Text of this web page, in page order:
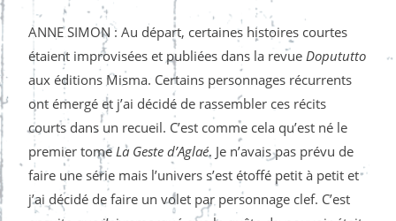
ANNE SIMON : Au départ, certaines histoires courtes
étaient improvisées et publiées dans la revue Dopututto
aux éditions Misma. Certains personnages récurrents
ont émergé et j’ai décidé de rassembler ces récits
courts dans un recueil. C’est comme cela qu’est né le
premier tome La Geste d’Aglaé. Je n’avais pas prévu de
faire une série mais l’univers s’est étoffé petit à petit et
j’ai décidé de faire un volet par personnage clef. C’est